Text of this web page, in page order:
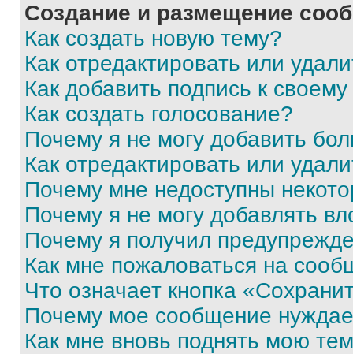
Создание и размещение
Как создать новую тему?
Как отредактировать или
Как добавить подпись к
Как создать голосование?
Почему я не могу добавить
Как отредактировать или
Почему мне недоступны
Почему я не могу добавлять
Почему я получил
Как мне пожаловаться на
Что означает кнопка
Почему мое сообщение
Как мне вновь поднять мою